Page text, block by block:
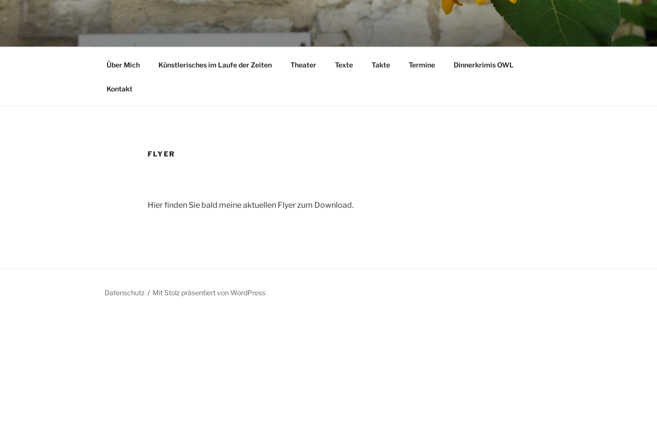
Zum
Inhalt
NELOTHIES.DE
Theater Texte Takte
Über Mich Künstlerisches im Laufe der Zeiten Theater Texte Takte Termine Dinnerkrimis OWL
Kontakt
FLYER
Hier finden Sie bald meine aktuellen Flyer zum Download.
Datenschutz Mit Stolz präsentiert von WordPress